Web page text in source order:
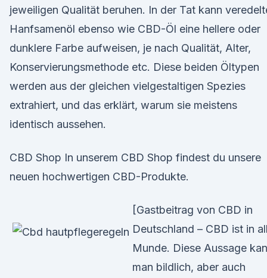
jeweiligen Qualität beruhen. In der Tat kann
Hanfsamenöl ebenso wie CBD-Öl eine hellere oder
dunklere Farbe aufweisen, je nach Qualität, Alter,
Konservierungsmethode etc. Diese beiden Öltypen
werden aus der gleichen vielgestaltigen Spezies
extrahiert, und das erklärt, warum sie meistens
identisch aussehen.
CBD Shop In unserem CBD Shop findest du unsere
neuen hochwertigen CBD-Produkte.
[Gastbeitrag von CBD in
Deutschland – CBD ist in
Munde. Diese Aussage
man bildlich, aber auch